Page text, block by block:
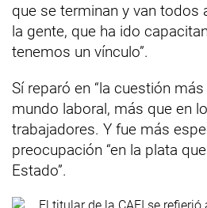
que se terminan y van todos
la gente, que ha ido
tenemos un vínculo”.
Sí reparó en “la cuestión
mundo laboral, más que en
trabajadores. Y fue más
preocupación “en la plata
Estado”.